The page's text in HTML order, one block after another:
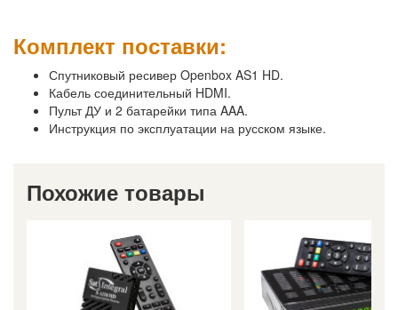
Комплект поставки:
Спутниковый ресивер Openbox AS1 HD.
Кабель соединительный HDMI.
Пульт ДУ и 2 батарейки типа AAA.
Инструкция по эксплуатации на русском языке.
Похожие товары